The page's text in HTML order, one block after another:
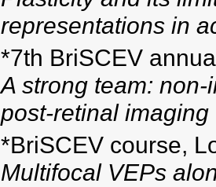
representations in
*7th BriSCEV
A strong team:
post-retinal imaging
*BriSCEV course,
Multifocal VEPs